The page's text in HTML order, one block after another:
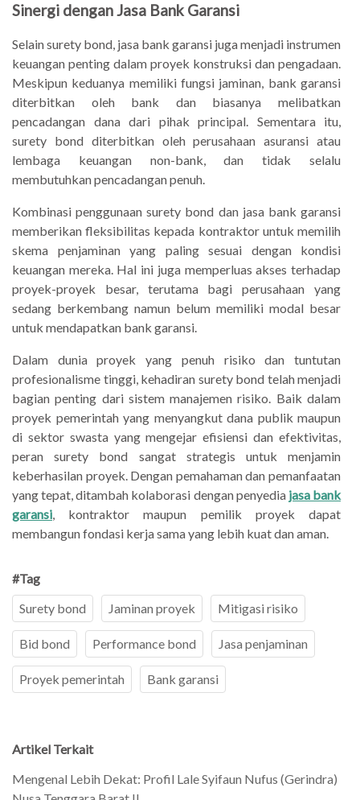
Sinergi dengan Jasa Bank Garansi
Selain surety bond, jasa bank garansi juga menjadi instrumen
keuangan penting dalam proyek konstruksi dan pengadaan.
Meskipun keduanya memiliki fungsi jaminan, bank garansi
diterbitkan oleh bank dan biasanya melibatkan
pencadangan dana dari pihak principal. Sementara itu,
surety bond diterbitkan oleh perusahaan asuransi atau
lembaga keuangan non-bank, dan tidak selalu
membutuhkan pencadangan penuh.
Kombinasi penggunaan surety bond dan jasa bank garansi
memberikan fleksibilitas kepada kontraktor untuk memilih
skema penjaminan yang paling sesuai dengan kondisi
keuangan mereka. Hal ini juga memperluas akses terhadap
proyek-proyek besar, terutama bagi perusahaan yang
sedang berkembang namun belum memiliki modal besar
untuk mendapatkan bank garansi.
Dalam dunia proyek yang penuh risiko dan tuntutan
profesionalisme tinggi, kehadiran surety bond telah menjadi
bagian penting dari sistem manajemen risiko. Baik dalam
proyek pemerintah yang menyangkut dana publik maupun
di sektor swasta yang mengejar efisiensi dan efektivitas,
peran surety bond sangat strategis untuk menjamin
keberhasilan proyek. Dengan pemahaman dan pemanfaatan
yang tepat, ditambah kolaborasi dengan penyedia jasa bank
garansi, kontraktor maupun pemilik proyek dapat
membangun fondasi kerja sama yang lebih kuat dan aman.
#Tag
Surety bond
Jaminan proyek Mitigasi risiko
Bid bond Performance bond Jasa penjaminan
Proyek pemerintah Bank garansi
Artikel Terkait
Mengenal Lebih Dekat: Profil Lale Syifaun Nufus (Gerindra)